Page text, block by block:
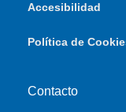
Accesibilidad
Política de
Contacto